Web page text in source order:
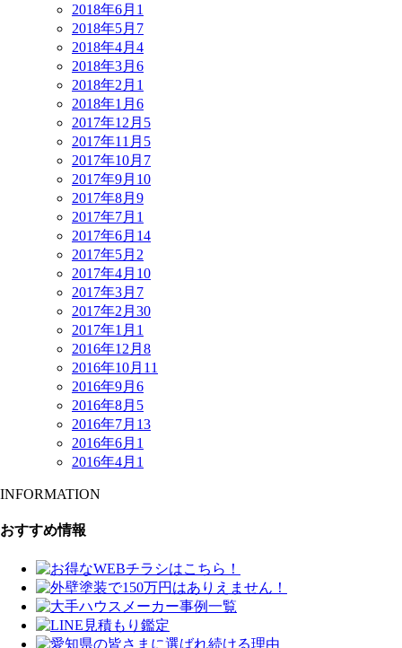
2018年6月 1
2018年5月 7
2018年4月 4
2018年3月 6
2018年2月 1
2018年1月 6
2017年12月 5
2017年11月 5
2017年10月 7
2017年9月 10
2017年8月 9
2017年7月 1
2017年6月 14
2017年5月 2
2017年4月 10
2017年3月 7
2017年2月 30
2017年1月 1
2016年12月 8
2016年10月 11
2016年9月 6
2016年8月 5
2016年7月 13
2016年6月 1
2016年4月 1
INFORMATION
おすすめ情報